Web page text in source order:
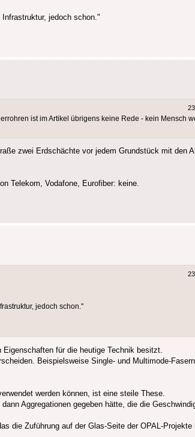
jedoch schon."
ist im Artikel übrigens keine Rede - kein Mensch
zwei Erdschächte vor jedem Grundstück mit den
Telekom, Vodafone, Eurofiber: keine.
jedoch schon."
für die heutige Technik besitzt.
Beispielsweise Single- und Multimode-
werden können, ist eine steile These.
Aggregationen gegeben hätte, die die
die Zuführung auf der Glas-Seite der OPAL-Projekte